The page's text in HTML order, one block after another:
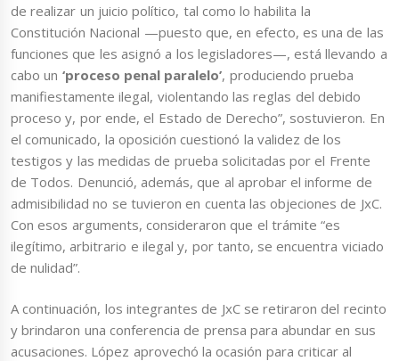
de realizar un juicio político, tal como lo habilita la
Constitución Nacional —puesto que, en efecto, es una de las
funciones que les asignó a los legisladores—, está llevando a
cabo un ‘proceso penal paralelo’, produciendo prueba
manifiestamente ilegal, violentando las reglas del debido
proceso y, por ende, el Estado de Derecho”, sostuvieron. En
el comunicado, la oposición cuestionó la validez de los
testigos y las medidas de prueba solicitadas por el Frente
de Todos. Denunció, además, que al aprobar el informe de
admisibilidad no se tuvieron en cuenta las objeciones de JxC.
Con esos arguments, consideraron que el trámite “es
ilegítimo, arbitrario e ilegal y, por tanto, se encuentra viciado
de nulidad”.
A continuación, los integrantes de JxC se retiraron del recinto
y brindaron una conferencia de prensa para abundar en sus
acusaciones. López aprovechó la ocasión para criticar al